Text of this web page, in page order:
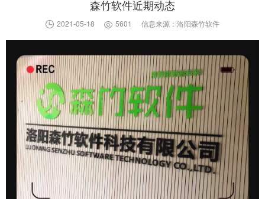
森竹软件近期动态
2021-05-18 5601 信息来源：洛阳森竹软件